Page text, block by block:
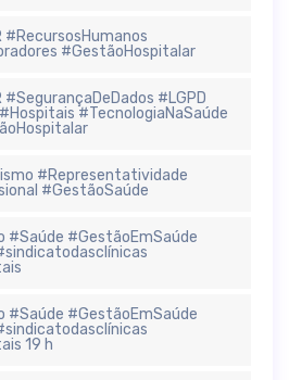
#RecursosHumanos
#GestãoHospitalar
#LGPD
#TecnologiaNaSaúde
#Representatividade
#GestãoSaúde
#Saúde #GestãoEmSaúde
#Saúde #GestãoEmSaúde
19 h